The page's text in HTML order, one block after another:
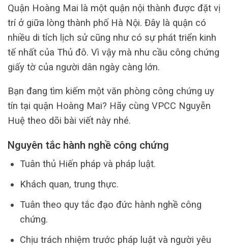
Quận Hoàng Mai là một quận nội thành được đặt vị
trí ở giữa lòng thành phố Hà Nội. Đây là quận có
nhiều di tích lịch sử cũng như có sự phát triển kinh
tế nhất của Thủ đô. Vì vậy mà nhu cầu công chứng
giấy tờ của người dân ngày càng lớn.
Bạn đang tìm kiếm một văn phòng công chứng uy
tín tại quận Hoàng Mai? Hãy cùng VPCC Nguyễn
Huệ theo dõi bài viết này nhé.
Nguyên tắc hành nghề công chứng
Tuân thủ Hiến pháp và pháp luật.
Khách quan, trung thực.
Tuân theo quy tắc đạo đức hành nghề công
chứng.
Chịu trách nhiệm trước pháp luật và người yêu